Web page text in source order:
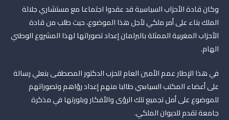
وكان قادة الأحزاب السياسية قد عقدوا اجتماعا مع مستشاري جلالة
الملك بناء على أمر ملكي لأجل هذا الموضوع، حيث طلب من قادة
الأحزاب المغربية الممثلة بالبرلمان إعداد تصوراتها لهذا المشروع الوطني
الهام.
في هذا الإطار عمم الأمين العام للحزب الدكتور المصطفى بنعلي رسالة
على أعضاء المكتب السياسي طالبا منهم إعداد رؤاهم وتصوراتهم
للموضوع على أمل تجميع تلك الرؤى والأفكار وبلورتها في مذكرة
جامعة تقدم للديوان الملكي.